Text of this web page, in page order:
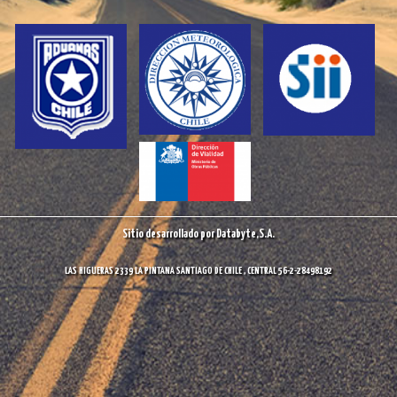
Sitio desarrollado por Databyte,S.A.
LAS HIGUERAS 2339 LA PINTANA SANTIAGO DE CHILE , CENTRAL 56-2-28498192